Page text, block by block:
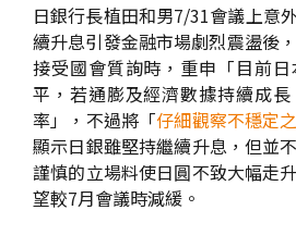
日銀行長植田和男7/31會議上意
續升息引發金融市場劇烈震盪後
接受國會質詢時，重申「目前
平，若通膨及經濟數據持續成
率」，不過將「仔細觀察不穩定
顯示日銀雖堅持繼續升息，但並
謹慎的立場料使日圓不致大幅走
望較7月會議時減緩。